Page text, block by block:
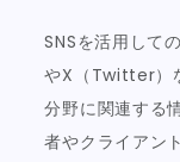
SNSを活用して
やX（Twitter）
分野に関連する
者やクライアン